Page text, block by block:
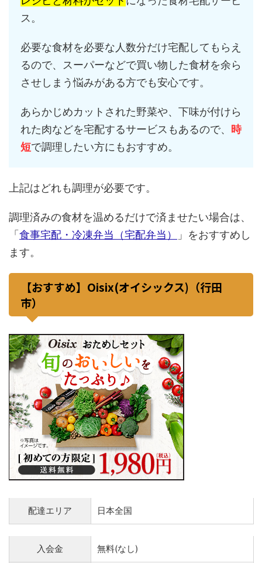
ス。
必要な食材を必要な人数分だけ宅配してもらえ
るので、スーパーなどで買い物した食材を余ら
させしまう悩みがある方でも安心です。
あらかじめカットされた野菜や、下味が付けら
れた肉などを宅配するサービスもあるので、
時
短で調理したい方にもおすすめ。
上記はどれも調理が必要です。
調理済みの食材を温めるだけで済ませたい場合は、
「 食事宅配・冷凍弁当（宅配弁当）
」をおすすめし
ます。
【おすすめ】Oisix(オイシックス)（行田
市）
配達エリア 日本全国
入会金 無料(なし)